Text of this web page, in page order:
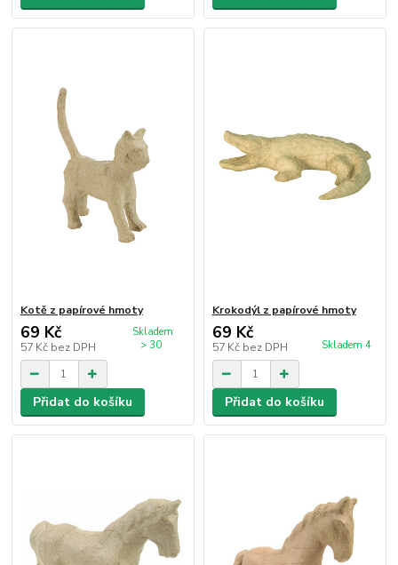
Kotě z papírové hmoty
69 Kč
57 Kč bez DPH
Skladem
> 30
Přidat do košíku
Krokodýl z papírové hmoty
69 Kč
57 Kč bez DPH Skladem 4
Přidat do košíku